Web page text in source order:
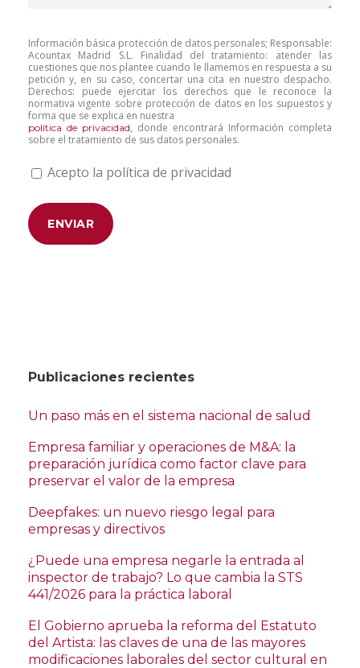
Información básica protección de datos personales; Responsable:
Acountax Madrid S.L. Finalidad del tratamiento: atender las
cuestiones que nos plantee cuando le llamemos en respuesta a su
petición y, en su caso, concertar una cita en nuestro despacho.
Derechos: puede ejercitar los derechos que le reconoce la
normativa vigente sobre protección de datos en los supuestos y
forma que se explica en nuestra
política de privacidad, donde encontrará Información completa
sobre el tratamiento de sus datos personales.
Acepto la política de privacidad
Publicaciones recientes
Un paso más en el sistema nacional de salud
Empresa familiar y operaciones de M&A: la
preparación jurídica como factor clave para
preservar el valor de la empresa
Deepfakes: un nuevo riesgo legal para
empresas y directivos
¿Puede una empresa negarle la entrada al
inspector de trabajo? Lo que cambia la STS
441/2026 para la práctica laboral
El Gobierno aprueba la reforma del Estatuto
del Artista: las claves de una de las mayores
modificaciones laborales del sector cultural en